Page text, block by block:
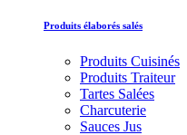
Produits élaborés salés
Produits Cuisinés
Produits Traiteur
Tartes Salées
Charcuterie
Sauces Jus